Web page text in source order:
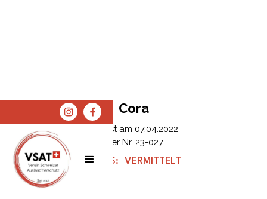
SPENDEN
SHOP
Cora
Erfasst am 07.04.2022
Tier Nr. 23-027
STATUS: VERMITTELT